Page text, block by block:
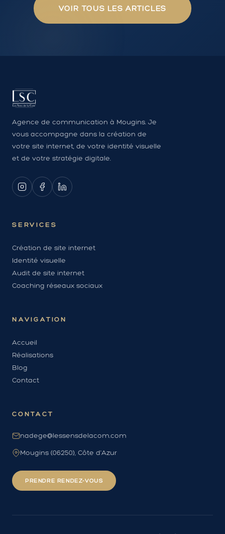
VOIR TOUS LES ARTICLES
Agence de communication à Mougins. Je
vous accompagne dans la création de
votre site internet, de votre identité visuelle
et de votre stratégie digitale.
SERVICES
Création de site internet
Identité visuelle
Audit de site internet
Coaching réseaux sociaux
NAVIGATION
Accueil
Réalisations
Blog
Contact
CONTACT
nadege@lessensdelacom.com
Mougins (06250), Côte d'Azur
PRENDRE RENDEZ-VOUS